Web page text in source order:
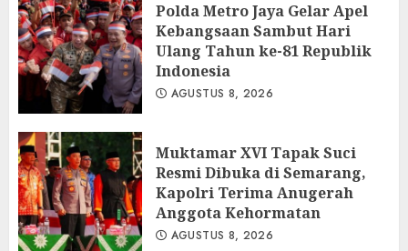
Polda Metro Jaya Gelar Apel
Kebangsaan Sambut Hari
Ulang Tahun ke-81 Republik
Indonesia
AGUSTUS 8, 2026
Muktamar XVI Tapak Suci
Resmi Dibuka di Semarang,
Kapolri Terima Anugerah
Anggota Kehormatan
AGUSTUS 8, 2026